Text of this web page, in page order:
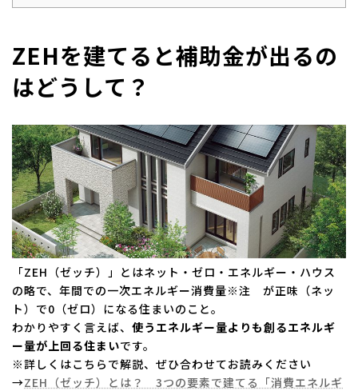
ZEHを建てると補助金が出るの
はどうして？
「ZEH（ゼッチ）」とはネット・ゼロ・エネルギー・ハウス
の略で、年間での一次エネルギー消費量※注 が正味（ネッ
ト）で0（ゼロ）になる住まいのこと。
わかりやすく言えば、 使うエネルギー量よりも創るエネルギ
ー量が上回る住まいです。
※詳しくはこちらで解説、ぜひ合わせてお読みください
→ZEH（ゼッチ）とは？ 3つの要素で建てる「消費エネルギ